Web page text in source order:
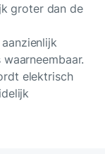
groter dan de
elektrisch